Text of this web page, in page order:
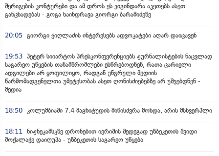
შერიგების კონტურები და ამ დროს ეს ვიგინდარა აკეთებს ასეთ
განცხადებას - გოგა ხაინდრავა გიორგი ბარამიძეზე
20:05 გიორგი ჭიღლაძის ინტერესებს ადვოკატები აღარ დაიცავენ
19:53 პეტერ სიიარტოს პრესკონფერენციებს ჟურნალისტების ნაცვლად
საგარეო უწყების თანამშრომლები ესწრებოდნენ, რათა ცარიელი
ადგილები არ ყოფილიყო, რადგან უნგრული მედიის
წარმომადგენელთა უმეტესობას ასეთ ღონისძიებებზე არ უშვებდნენ -
მედია
18:50 კოლუმბიაში 7.4 მაგნიტუდის მიწისძვრა მოხდა, არის მსხვერპლი
18:11
ნიჟნეკამსკზე დრონებით იერიშის შედეგად უზბეკეთის შვიდი
მოქალაქე დაიღუპა - უზბეკეთის საგარეო უწყება